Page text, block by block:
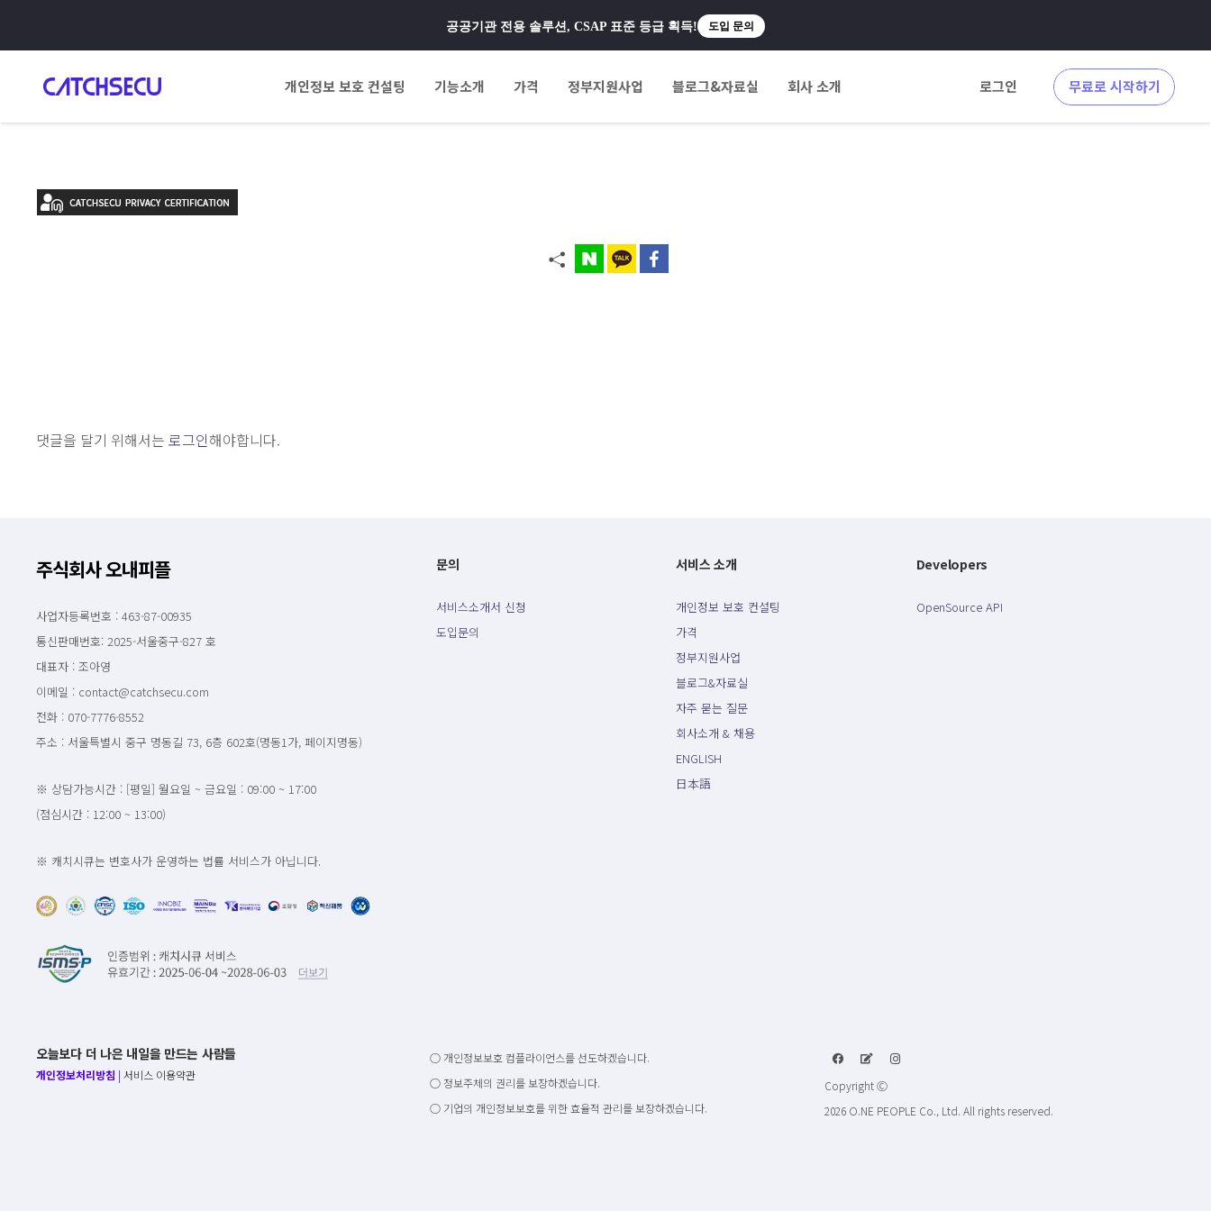
공공기관 전용 솔루션, CSAP 표준 등급 획득! 도입 문의
개인정보 보호 컨설팅 기능소개 가격 정부지원사업 블로그&자료실 회사 소개 로그인 무료로 시작하기
댓글을 달기 위해서는 로그인해야합니다.
주식회사 오내피플
사업자등록번호 : 463-87-00935
통신판매번호: 2025-서울중구-827 호
대표자 : 조아영
이메일 : contact@catchsecu.com
전화 : 070-7776-8552
주소 : 서울특별시 중구 명동길 73, 6층 602호(명동1가, 페이지명동)
※ 상담가능시간 : [평일] 월요일 ~ 금요일 : 09:00 ~ 17:00
(점심시간 : 12:00 ~ 13:00)
※ 캐치시큐는 변호사가 운영하는 법률 서비스가 아닙니다.
문의
서비스소개서 신청
도입문의
서비스 소개
개인정보 보호 컨설팅
가격
정부지원사업
블로그&자료실
자주 묻는 질문
회사소개 & 채용
ENGLISH
日本語
Developers
OpenSource API
오늘보다 더 나은 내일을 만드는 사람들
개인정보처리방침 | 서비스 이용약관
○ 개인정보보호 컴플라이언스를 선도하겠습니다.
○ 정보주체의 권리를 보장하겠습니다.
○ 기업의 개인정보보호를 위한 효율적 관리를 보장하겠습니다.
Copyright Ⓒ
2026 O.NE PEOPLE Co., Ltd. All rights reserved.